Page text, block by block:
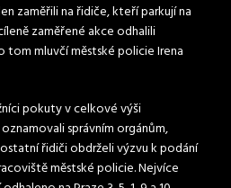
zaměřili na řidiče, kteří parkují na
zaměřené akce odhalili
mluvčí městské policie Irena
pokuty v celkové výši
správním orgánům,
řidiči obdrželi výzvu k podání
městské policie. Nejvíce